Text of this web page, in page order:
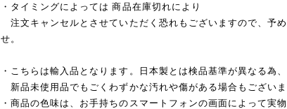
・タイミングによっては 商品在庫切れにより
注文キャンセルとさせていただく恐れもございますので、予
せ。
・こちらは輸入品となります。日本製とは検品基準が異なる為、
新品未使用品でもごくわずかな汚れや傷がある場合もございま
・商品の色味は、お手持ちのスマートフォンの画面によって実